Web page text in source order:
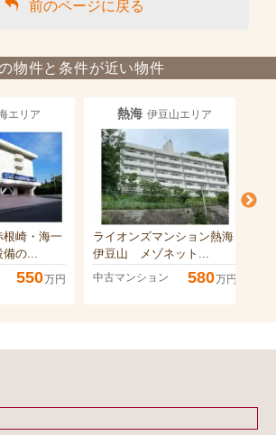
前のページに戻る
物件と条件が近い物件
エリア
根崎・海一
備の...
550万円
熱海 伊豆山エリア
ライオンズマンション熱海
伊豆山 メゾネット...
中古マンション 580万円